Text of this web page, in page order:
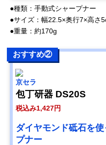
●種類：手動式シャープナー
●サイズ：幅22.5×奥行7×高さ
●重量：約170g
おすすめ②
京セラ
包丁研器 DS20S
税込み1,427円
ダイヤモンド砥石を
プナー